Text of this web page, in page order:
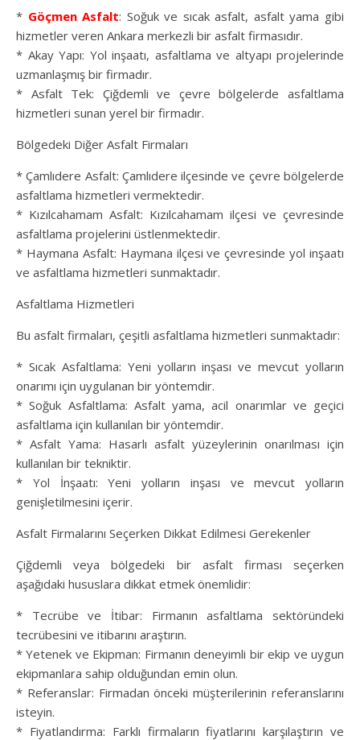
* Göçmen Asfalt: Soğuk ve sıcak asfalt, asfalt yama gibi
hizmetler veren Ankara merkezli bir asfalt firmasıdır.
* Akay Yapı: Yol inşaatı, asfaltlama ve altyapı projelerinde
uzmanlaşmış bir firmadır.
* Asfalt Tek: Çiğdemli ve çevre bölgelerde asfaltlama
hizmetleri sunan yerel bir firmadır.
Bölgedeki Diğer Asfalt Firmaları
* Çamlıdere Asfalt: Çamlıdere ilçesinde ve çevre bölgelerde
asfaltlama hizmetleri vermektedir.
* Kızılcahamam Asfalt: Kızılcahamam ilçesi ve çevresinde
asfaltlama projelerini üstlenmektedir.
* Haymana Asfalt: Haymana ilçesi ve çevresinde yol inşaatı
ve asfaltlama hizmetleri sunmaktadır.
Asfaltlama Hizmetleri
Bu asfalt firmaları, çeşitli asfaltlama hizmetleri sunmaktadır:
* Sıcak Asfaltlama: Yeni yolların inşası ve mevcut yolların
onarımı için uygulanan bir yöntemdir.
* Soğuk Asfaltlama: Asfalt yama, acil onarımlar ve geçici
asfaltlama için kullanılan bir yöntemdir.
* Asfalt Yama: Hasarlı asfalt yüzeylerinin onarılması için
kullanılan bir tekniktir.
* Yol İnşaatı: Yeni yolların inşası ve mevcut yolların
genişletilmesini içerir.
Asfalt Firmalarını Seçerken Dikkat Edilmesi Gerekenler
Çiğdemli veya bölgedeki bir asfalt firması seçerken
aşağıdaki hususlara dikkat etmek önemlidir:
* Tecrübe ve İtibar: Firmanın asfaltlama sektöründeki
tecrübesini ve itibarını araştırın.
* Yetenek ve Ekipman: Firmanın deneyimli bir ekip ve uygun
ekipmanlara sahip olduğundan emin olun.
* Referanslar: Firmadan önceki müşterilerinin referanslarını
isteyin.
* Fiyatlandırma: Farklı firmaların fiyatlarını karşılaştırın ve